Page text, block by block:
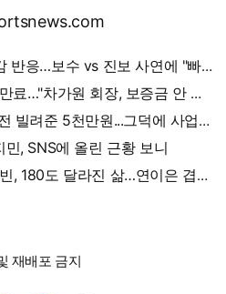
민, SNS에 올린 근황 보니
재배포 금지